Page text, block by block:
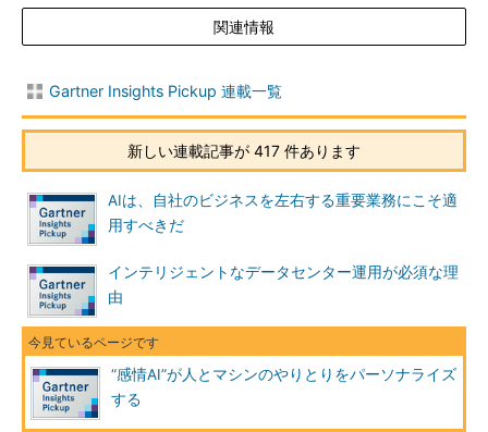
ことや、生活をより良いものに変えるツールを提供することが予
想される」とジマーマン氏は述べている。
出典：Emotion AI Will Personalize Interactions
Gartner）
筆者 Laurence Goasduff
Director, Public Relations
関連情報
Gartner Insights Pickup 連載一覧
新しい連載記事が 417 件あります
AIは、自社のビジネスを左右する重要業務にこそ適
用すべきだ
インテリジェントなデータセンター運用が必須な理
由
“感情AI”が人とマシンのやりとりをパーソナライズ
する